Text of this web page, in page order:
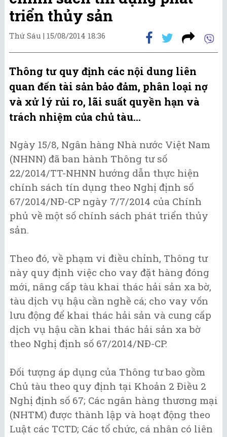
triển thủy sản
Thứ Sáu | 15/08/2014 18:36
Thông tư quy định các nội dung liên
quan đến tài sản bảo đảm, phân loại nợ
và xử lý rủi ro, lãi suất quyền hạn và
trách nhiệm của chủ tàu...
Ngày 15/8, Ngân hàng Nhà nước Việt Nam
(NHNN) đã ban hành Thông tư số
22/2014/TT-NHNN hướng dẫn thực hiện
chính sách tín dụng theo Nghị định số
67/2014/NĐ-CP ngày 7/7/2014 của Chính
phủ về một số chính sách phát triển thủy
sản.
Theo đó, về phạm vi điều chỉnh, Thông tư
này quy định việc cho vay đặt hàng đóng
mới, nâng cấp tàu khai thác hải sản xa bờ,
tàu dịch vụ hậu cần nghề cá; cho vay vốn
lưu động để khai thác hải sản và cung cấp
dịch vụ hậu cần khai thác hải sản xa bờ
theo Nghị định số 67/2014/NĐ-CP.
Đối tượng áp dụng của Thông tư bao gồm
Chủ tàu theo quy định tại Khoản 2 Điều 2
Nghị định số 67; Các ngân hàng thương mại
(NHTM) được thành lập và hoạt động theo
Luật các TCTD; Các tổ chức, cá nhân có liên